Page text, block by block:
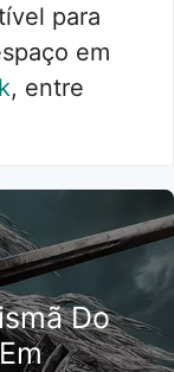
para
em
, entre
Do